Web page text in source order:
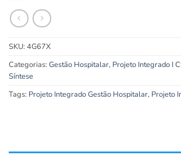
SKU: 4G67X
Categorias: Gestão Hospitalar, Projeto Integrado I
Síntese
Tags: Projeto Integrado Gestão Hospitalar, Projeto